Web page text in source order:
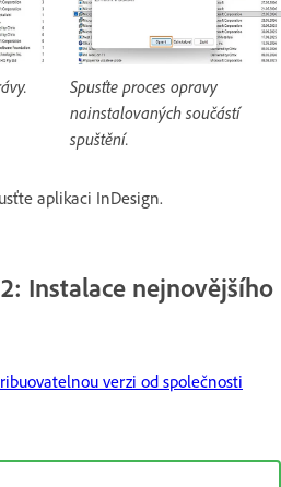
Spusťte proces opravy
nainstalovaných součástí
spuštění.
aplikaci InDesign.
Instalace nejnovějšího
verzi od společnosti